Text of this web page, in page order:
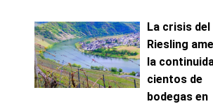
La crisis del
Riesling
la
cientos de
bodegas en